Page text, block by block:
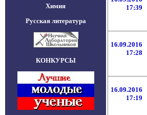
Химия
Русская литература
КОНКУРСЫ
17:39
16.09.2016
17:28
16.09.2016
17:19